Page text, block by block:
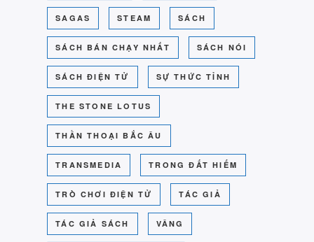
SAGAS STEAM SÁCH
SÁCH BÁN CHẠY NHẤT SÁCH NÓI
SÁCH ĐIỆN TỬ SỰ THỨC TỈNH
THE STONE LOTUS
THẦN THOẠI BẮC ÂU
TRANSMEDIA TRONG ĐẤT HIẾM
TRÒ CHƠI ĐIỆN TỬ TÁC GIẢ
TÁC GIẢ SÁCH VÂNG